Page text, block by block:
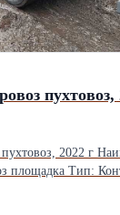
пухтовоз,
2022 г Наименование:
для